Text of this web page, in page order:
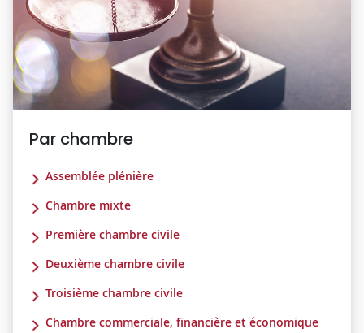
Par chambre
Assemblée plénière
Chambre mixte
Première chambre civile
Deuxième chambre civile
Troisième chambre civile
Chambre commerciale, financière et économique